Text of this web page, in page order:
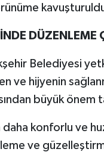
DÜZENLEME
Belediyesi
ve hijyenin
büyük önem
daha konforlu ve
ve